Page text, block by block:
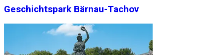
Geschichtspark Bärnau-Tachov